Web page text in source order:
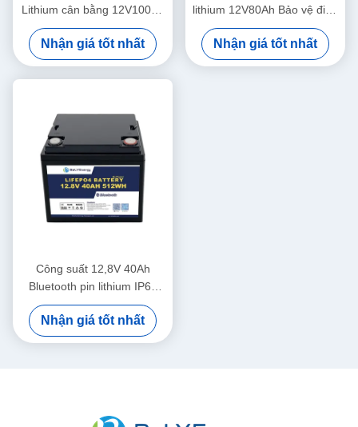
Lithium cân bằng 12V100Ah
pin mặt trời Lithium
Nhận giá tốt nhất
lithium 12V80Ah Bảo vệ điện
áp cao 14,6V
Nhận giá tốt nhất
Công suất 12,8V 40Ah
Bluetooth pin lithium IP65
Bảo vệ vỏ 512Wh năng
lượng
Nhận giá tốt nhất